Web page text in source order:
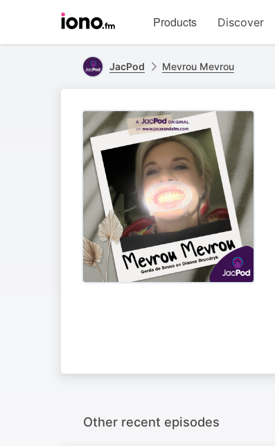
homepage
Products Discover
JacPod Mevrou Mevrou
Other recent episodes